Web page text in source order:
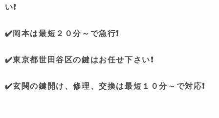
い❗
✔️岡本は最短２０分～で急行❗
✔️東京都世田谷区の鍵はお任せ下さい❗
✔️玄関の鍵開け、修理、交換は最短１０分～で対応❗